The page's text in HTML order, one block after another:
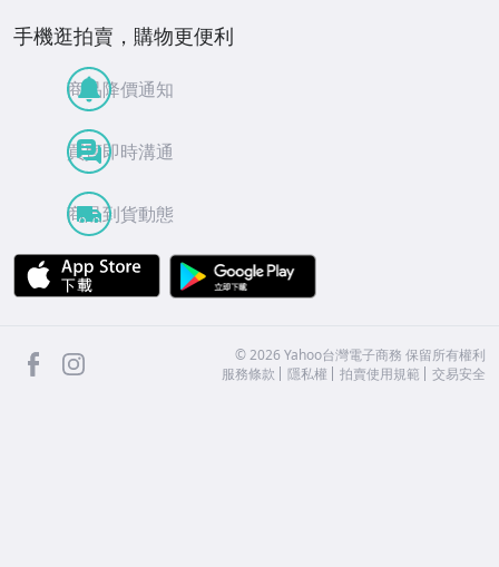
手機逛拍賣，購物更便利
商品降價通知
買賣即時溝通
商品到貨動態
APP Store
facebook ©2026 Yahoo台灣電子商務 保留所有權利
服務條款
隱私權 拍賣使用規範 交易安全